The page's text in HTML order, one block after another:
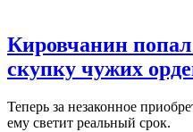
Кировчанин попал
скупку чужих
Теперь за незаконное
ему светит реальный срок.